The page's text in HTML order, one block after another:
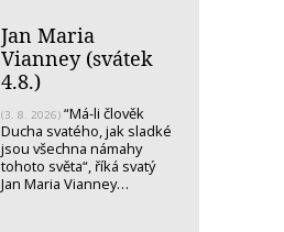
Jan Maria
Vianney (svátek
4.8.)
(3. 8. 2026) “Má-li člověk
Ducha svatého, jak sladké
jsou všechna námahy
tohoto světa“, říká svatý
Jan Maria Vianney…